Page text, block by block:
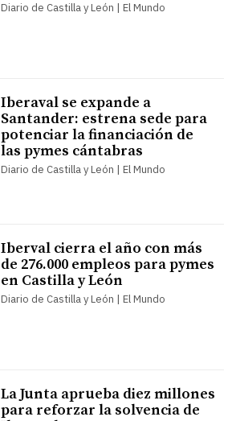
Diario de Castilla y León | El Mundo
Iberaval se expande a
Santander: estrena sede para
potenciar la financiación de
las pymes cántabras
Diario de Castilla y León | El Mundo
Iberval cierra el año con más
de 276.000 empleos para pymes
en Castilla y León
Diario de Castilla y León | El Mundo
La Junta aprueba diez millones
para reforzar la solvencia de